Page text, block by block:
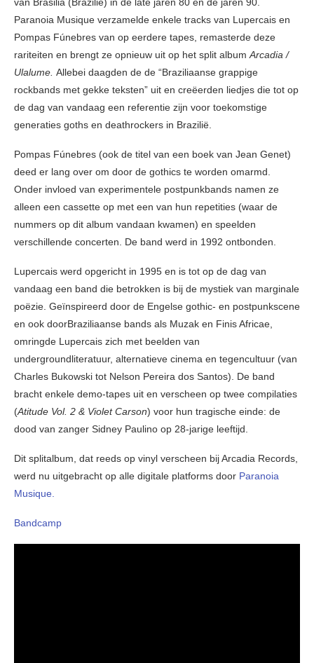
Paranoia Musique verzamelde enkele tracks van Lupercais en
Pompas Fúnebres van op eerdere tapes, remasterde deze
rariteiten en brengt ze opnieuw uit op het split album Arcadia /
Ulalume. Allebei daagden de de “Braziliaanse grappige
rockbands met gekke teksten” uit en creëerden liedjes die tot op
de dag van vandaag een referentie zijn voor toekomstige
generaties goths en deathrockers in Brazilië.
Pompas Fúnebres (ook de titel van een boek van Jean Genet)
deed er lang over om door de gothics te worden omarmd.
Onder invloed van experimentele postpunkbands namen ze
alleen een cassette op met een van hun repetities (waar de
nummers op dit album vandaan kwamen) en speelden
verschillende concerten. De band werd in 1992 ontbonden.
Lupercais werd opgericht in 1995 en is tot op de dag van
vandaag een band die betrokken is bij de mystiek van marginale
poëzie. Geïnspireerd door de Engelse gothic- en postpunkscene
en ook doorBraziliaanse bands als Muzak en Finis Africae,
omringde Lupercais zich met beelden van
undergroundliteratuur, alternatieve cinema en tegencultuur (van
Charles Bukowski tot Nelson Pereira dos Santos). De band
bracht enkele demo-tapes uit en verscheen op twee compilaties
(Atitude Vol. 2 & Violet Carson) voor hun tragische einde: de
dood van zanger Sidney Paulino op 28-jarige leeftijd.
Dit splitalbum, dat reeds op vinyl verscheen bij Arcadia Records,
werd nu uitgebracht op alle digitale platforms door Paranoia
Musique.
Bandcamp